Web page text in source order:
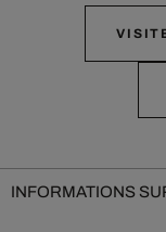
INFORMATIONS